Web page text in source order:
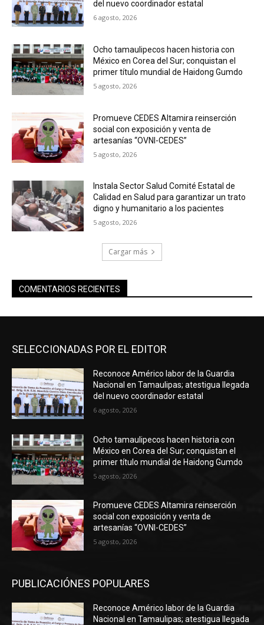
del nuevo coordinador estatal
6 agosto, 2026
Ocho tamaulipecos hacen historia con
México en Corea del Sur; conquistan el
primer título mundial de Haidong Gumdo
5 agosto, 2026
Promueve CEDES Altamira reinserción
social con exposición y venta de
artesanías “OVNI-CEDES”
5 agosto, 2026
Instala Sector Salud Comité Estatal de
Calidad en Salud para garantizar un trato
digno y humanitario a los pacientes
5 agosto, 2026
Cargar más
COMENTARIOS RECIENTES
SELECCIONADAS POR EL EDITOR
Reconoce Américo labor de la Guardia
Nacional en Tamaulipas; atestigua llegada
del nuevo coordinador estatal
6 agosto, 2026
Ocho tamaulipecos hacen historia con
México en Corea del Sur; conquistan el
primer título mundial de Haidong Gumdo
5 agosto, 2026
Promueve CEDES Altamira reinserción
social con exposición y venta de
artesanías “OVNI-CEDES”
5 agosto, 2026
PUBLICACIÓNES POPULARES
Reconoce Américo labor de la Guardia
Nacional en Tamaulipas; atestigua llegada